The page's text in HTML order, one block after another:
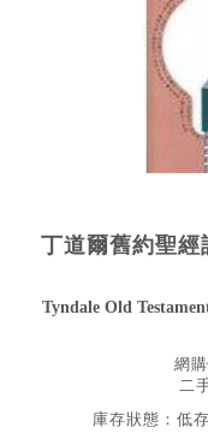
教會歷史
靈修／禱告
社會／倫理
文藝／勵志
童書
丁道爾舊約聖經
Tyndale Old
網
二
庫存狀態： 低